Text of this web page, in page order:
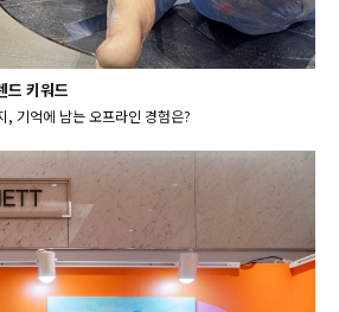
드 키워드
기억에 남는 오프라인 경험은?